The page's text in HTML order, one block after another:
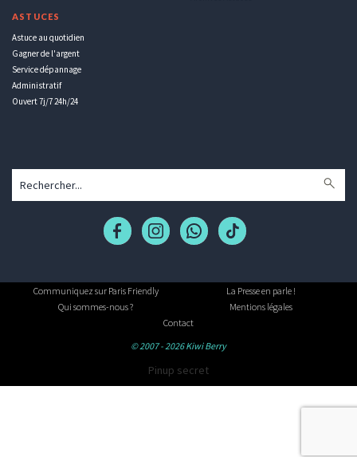
ASTUCES
Astuce au quotidien
Gagner de l'argent
Service dépannage
Administratif
Ouvert 7j/7 24h/24
Communiquez sur Paris Friendly
La Presse en parle !
Qui sommes-nous ?
Mentions légales
Contact
© 2007 - 2026 Kiwi Berry
Pinup secret